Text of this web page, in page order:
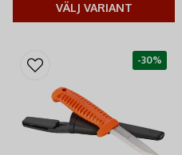
VÄLJ VARIANT
-30%